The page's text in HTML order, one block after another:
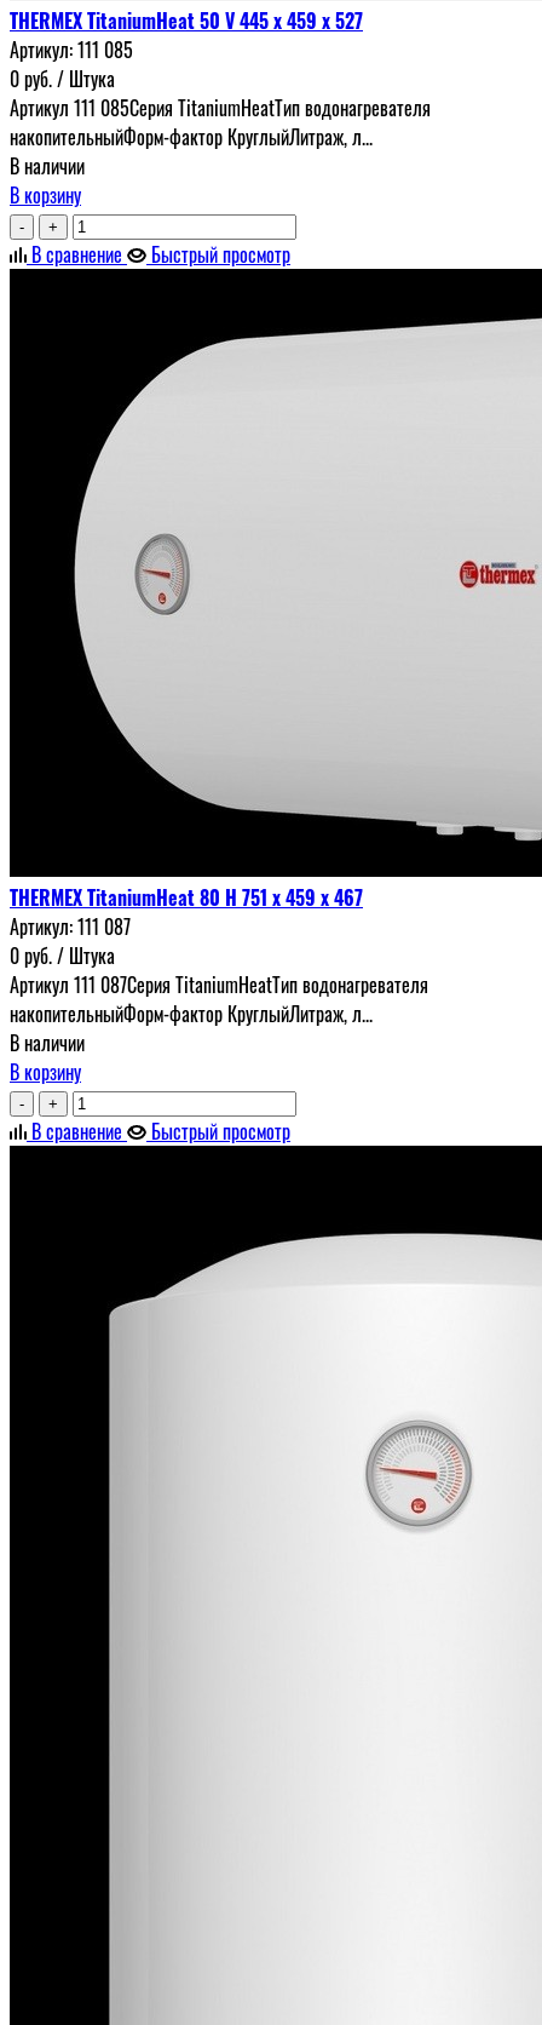
THERMEX TitaniumHeat 50 V 445 х 459 х 527
Артикул:111 085
0руб./ Штука
Артикул 111 085Серия TitaniumHeatТип водонагревателя
накопительныйФорм-фактор КруглыйЛитраж, л...
В наличии
В корзину
- +
В сравнение Быстрый просмотр
THERMEX TitaniumHeat 80 H 751 х 459 х 467
Артикул:111 087
0руб./ Штука
Артикул 111 087Серия TitaniumHeatТип водонагревателя
накопительныйФорм-фактор КруглыйЛитраж, л...
В наличии
В корзину
- +
В сравнение Быстрый просмотр